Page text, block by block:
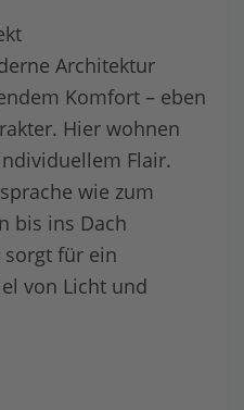
Architektur
Komfort – eben
Hier wohnen
Flair.
wie zum
bis ins Dach
sorgt für ein
von Licht und